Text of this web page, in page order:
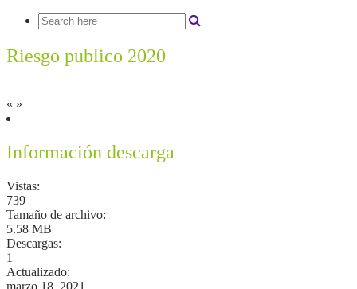
Riesgo publico 2020
« »
Información descarga
Vistas:
739
Tamaño de archivo:
5.58 MB
Descargas:
1
Actualizado:
marzo 18, 2021